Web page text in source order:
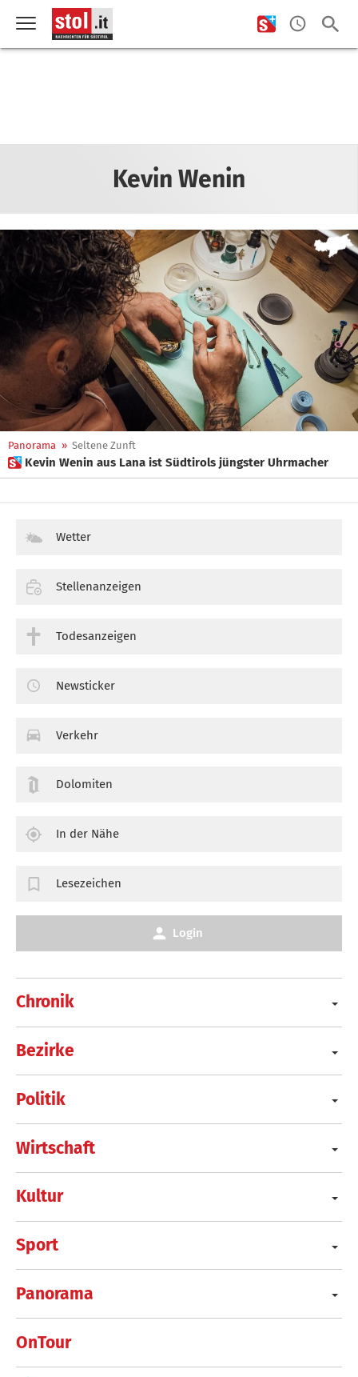
Kevin Wenin
Panorama » Seltene Zunft
 Kevin Wenin aus Lana ist Südtirols jüngster Uhrmacher
Chronik
Bezirke
Politik
Wirtschaft
Kultur
Sport
Panorama
OnTour
Wetter
Stellenanzeigen
Todesanzeigen
Newsticker
Verkehr
Dolomiten
In der Nähe
Lesezeichen
Login